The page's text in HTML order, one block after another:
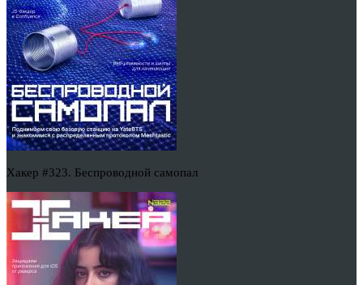
Хакер #323. Беспроводной самопал